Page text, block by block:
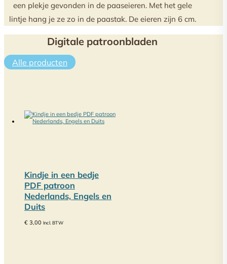
een plekje gevonden in de paaseieren. Met het gele
lintje hang je ze zo in de paastak. De eieren zijn 6 cm.
Digitale patroonbladen
Alle producten
Kindje in een bedje
PDF patroon
Nederlands, Engels en
Duits
€ 3,00 Incl. BTW